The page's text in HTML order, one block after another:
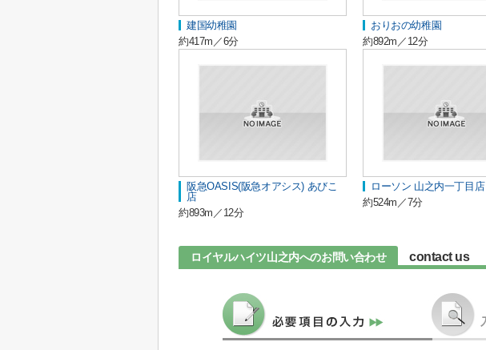
建国幼稚園
約417m／6分
おりおの幼稚園
約892m／12分
阪急OASIS(阪急オアシス) あびこ
店
約893m／12分
ローソン 山之内一丁目店
約524m／7分
ロイヤルハイツ山之内へのお問い合わせ contact us